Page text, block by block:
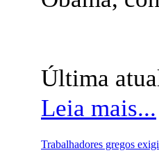
Última
Leia mais...
Trabalhadores gregos